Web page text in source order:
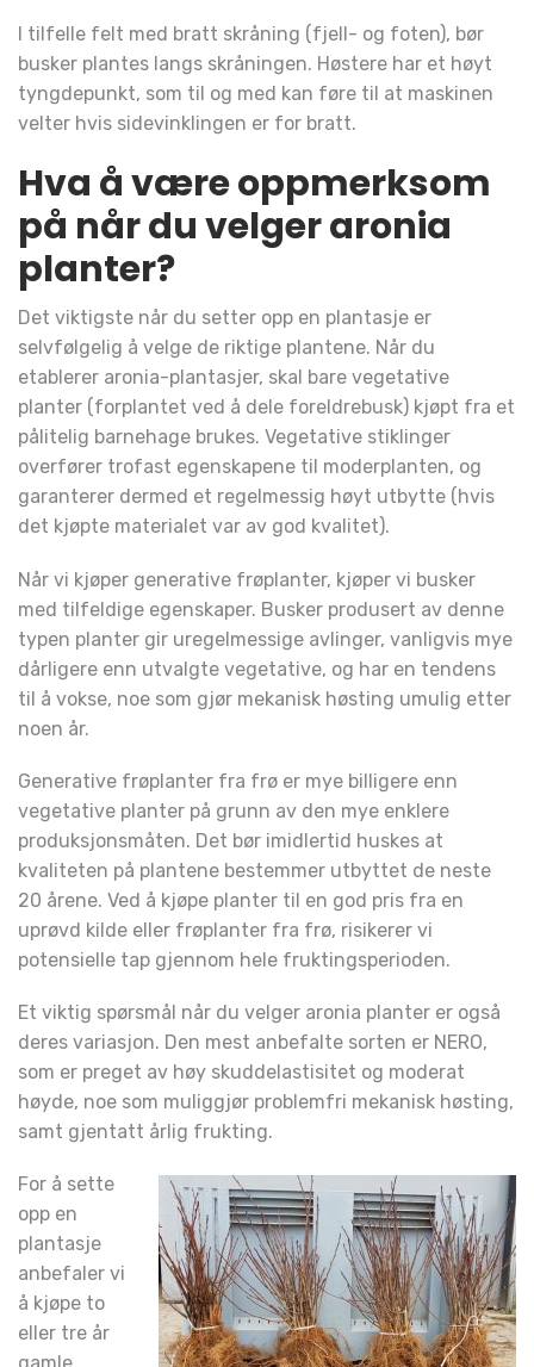
I tilfelle felt med bratt skråning (fjell- og foten), bør
busker plantes langs skråningen. Høstere har et høyt
tyngdepunkt, som til og med kan føre til at maskinen
velter hvis sidevinklingen er for bratt.
Hva å være oppmerksom
på når du velger aronia
planter?
Det viktigste når du setter opp en plantasje er
selvfølgelig å velge de riktige plantene. Når du
etablerer aronia-plantasjer, skal bare vegetative
planter (forplantet ved å dele foreldrebusk) kjøpt fra et
pålitelig barnehage brukes. Vegetative stiklinger
overfører trofast egenskapene til moderplanten, og
garanterer dermed et regelmessig høyt utbytte (hvis
det kjøpte materialet var av god kvalitet).
Når vi kjøper generative frøplanter, kjøper vi busker
med tilfeldige egenskaper. Busker produsert av denne
typen planter gir uregelmessige avlinger, vanligvis mye
dårligere enn utvalgte vegetative, og har en tendens
til å vokse, noe som gjør mekanisk høsting umulig etter
noen år.
Generative frøplanter fra frø er mye billigere enn
vegetative planter på grunn av den mye enklere
produksjonsmåten. Det bør imidlertid huskes at
kvaliteten på plantene bestemmer utbyttet de neste
20 årene. Ved å kjøpe planter til en god pris fra en
uprøvd kilde eller frøplanter fra frø, risikerer vi
potensielle tap gjennom hele fruktingsperioden.
Et viktig spørsmål når du velger aronia planter er også
deres variasjon. Den mest anbefalte sorten er NERO,
som er preget av høy skuddelastisitet og moderat
høyde, noe som muliggjør problemfri mekanisk høsting,
samt gjentatt årlig frukting.
For å sette
opp en
plantasje
anbefaler vi
å kjøpe to
eller tre år